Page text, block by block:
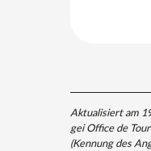
Aktualisiert am
gei Office de
(Kennung des